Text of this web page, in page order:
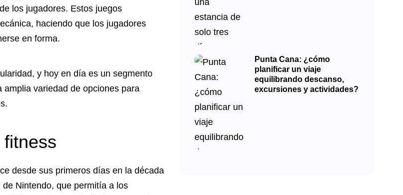
los jugadores. Estos juegos
haciendo que los jugadores
en forma.
y hoy en día es un segmento
variedad de opciones para
desde sus primeros días en la década
Nintendo, que permitía a los
Punta Cana: ¿cómo
planificar un viaje
equilibrando descanso,
excursiones y actividades?